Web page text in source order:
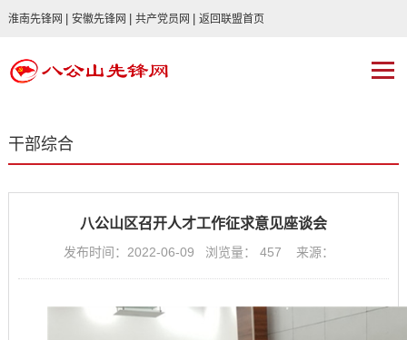
淮南先锋网 安徽先锋网 共产党员网 返回联盟首页
干部综合
八公山区召开人才工作征求意见座谈会
发布时间：2022-06-09 浏览量： 457 来源：